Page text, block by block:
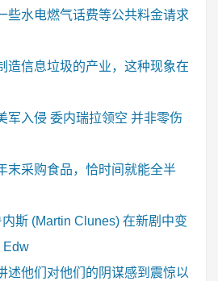
些水电燃气话费等公共料金请求
造信息垃圾的产业，这种现象在
军入侵 委内瑞拉领空 并非零伤
末采购食品，恰时间就能全半
内斯 (Martin Clunes) 在新剧中变
Edw
述他们对他们的阴谋感到震惊以